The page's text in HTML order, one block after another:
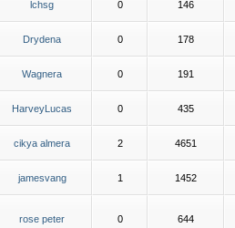
lchsg 0 146
Drydena 0 178
Wagnera 0 191
HarveyLucas 0 435
cikya almera 2 4651
jamesvang 1 1452
rose peter 0 644